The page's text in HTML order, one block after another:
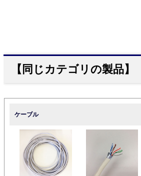
【同じカテゴリの製品】
ケーブル